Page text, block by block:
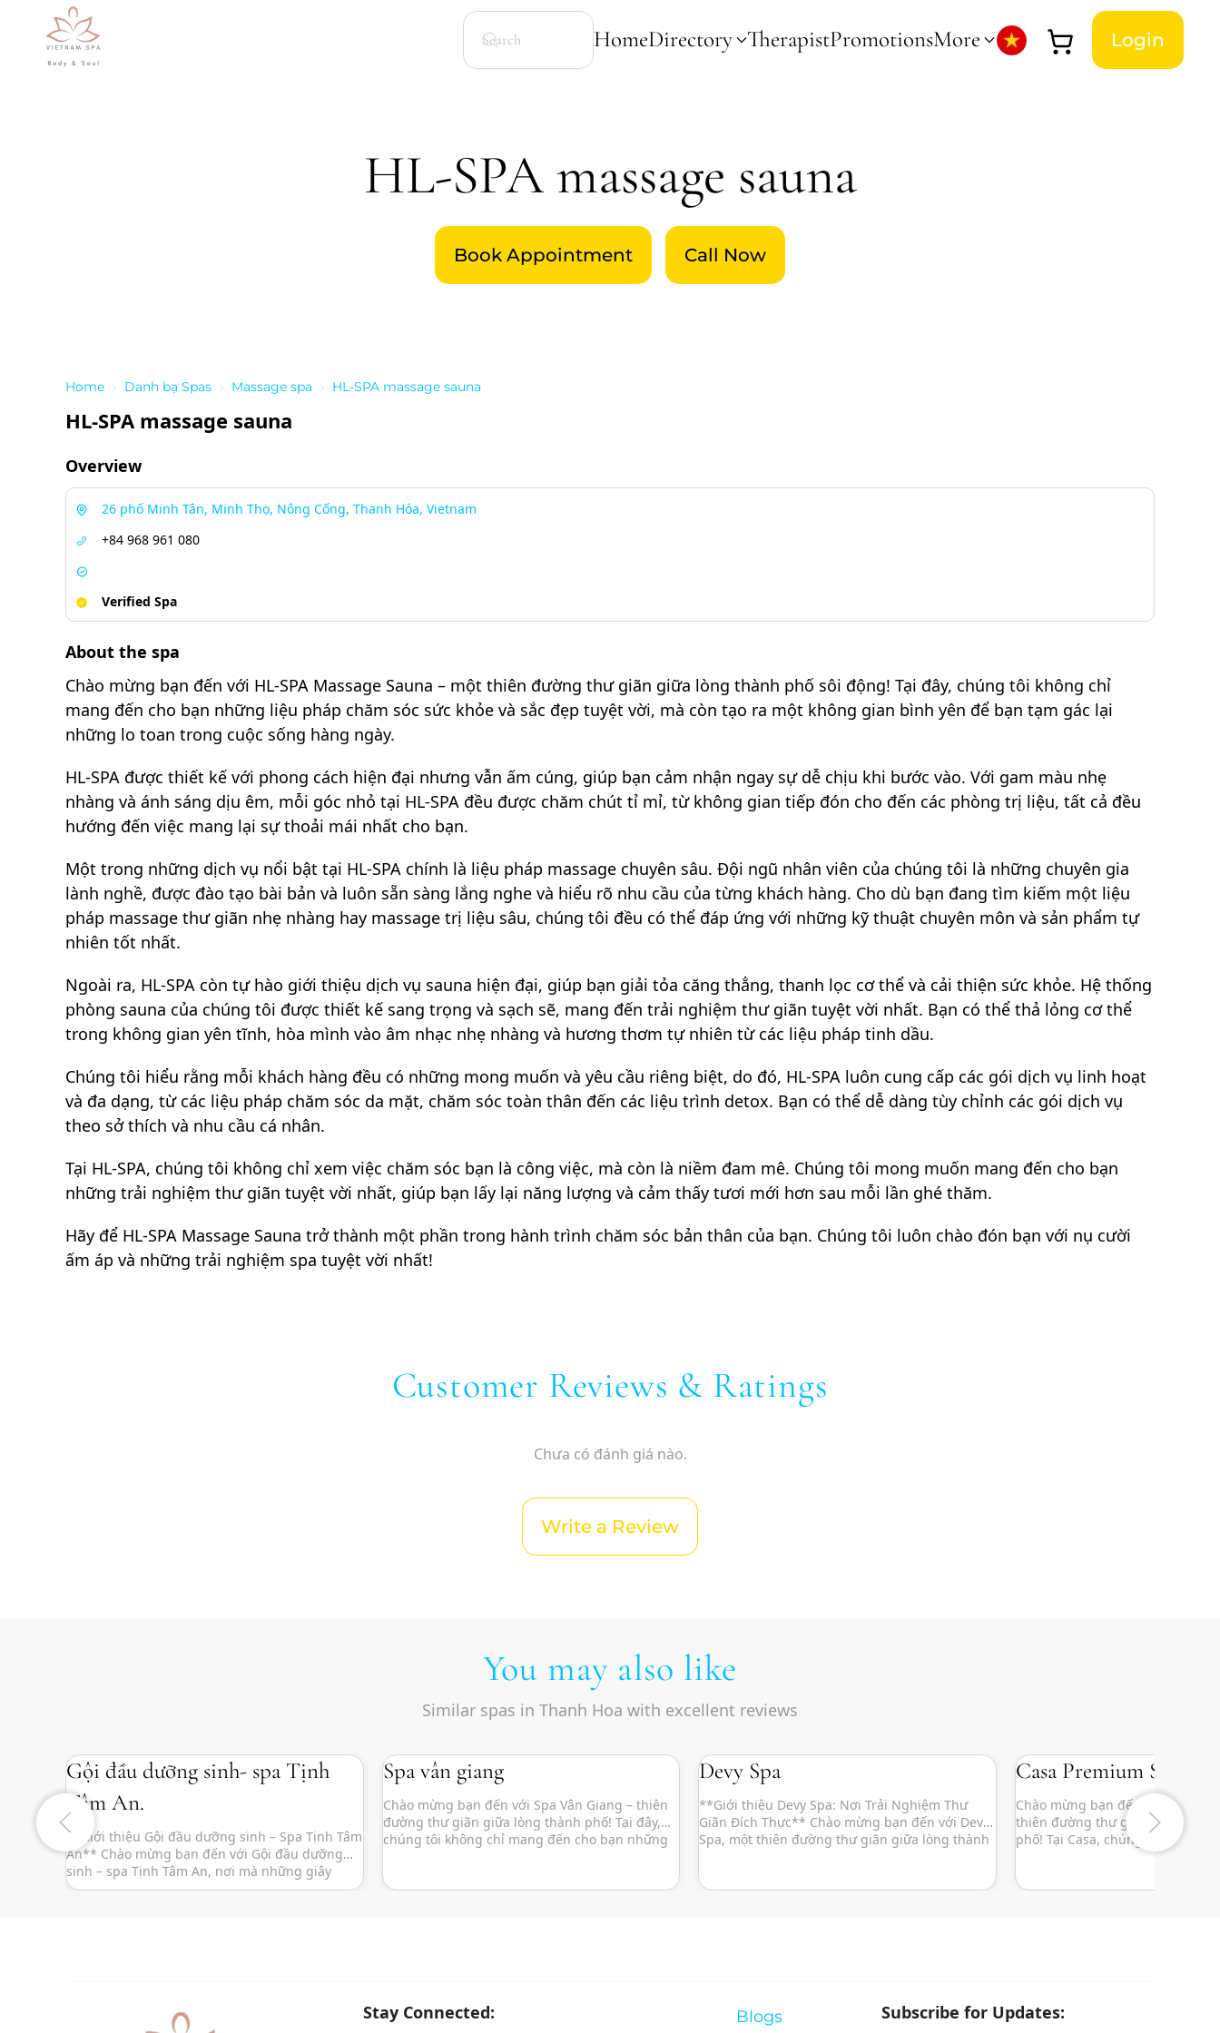
Skip to main content HomeDirectory TherapistPromotionsMore Login
HL-SPA massage sauna
Book Appointment Call Now
Home Danh bạ Spas Massage spa HL-SPA massage sauna
HL-SPA massage sauna
Overview
26 phố Minh Tân, Minh Thọ, Nông Cống, Thanh Hóa, Vietnam
+84 968 961 080
Verified Spa
About the spa
Chào mừng bạn đến với HL-SPA Massage Sauna – một thiên đường thư giãn giữa lòng thành phố sôi động! Tại đây, chúng tôi không chỉ
mang đến cho bạn những liệu pháp chăm sóc sức khỏe và sắc đẹp tuyệt vời, mà còn tạo ra một không gian bình yên để bạn tạm gác lại
những lo toan trong cuộc sống hàng ngày.
HL-SPA được thiết kế với phong cách hiện đại nhưng vẫn ấm cúng, giúp bạn cảm nhận ngay sự dễ chịu khi bước vào. Với gam màu nhẹ
nhàng và ánh sáng dịu êm, mỗi góc nhỏ tại HL-SPA đều được chăm chút tỉ mỉ, từ không gian tiếp đón cho đến các phòng trị liệu, tất cả đều
hướng đến việc mang lại sự thoải mái nhất cho bạn.
Một trong những dịch vụ nổi bật tại HL-SPA chính là liệu pháp massage chuyên sâu. Đội ngũ nhân viên của chúng tôi là những chuyên gia
lành nghề, được đào tạo bài bản và luôn sẵn sàng lắng nghe và hiểu rõ nhu cầu của từng khách hàng. Cho dù bạn đang tìm kiếm một liệu
pháp massage thư giãn nhẹ nhàng hay massage trị liệu sâu, chúng tôi đều có thể đáp ứng với những kỹ thuật chuyên môn và sản phẩm tự
nhiên tốt nhất.
Ngoài ra, HL-SPA còn tự hào giới thiệu dịch vụ sauna hiện đại, giúp bạn giải tỏa căng thẳng, thanh lọc cơ thể và cải thiện sức khỏe. Hệ thống
phòng sauna của chúng tôi được thiết kế sang trọng và sạch sẽ, mang đến trải nghiệm thư giãn tuyệt vời nhất. Bạn có thể thả lỏng cơ thể
trong không gian yên tĩnh, hòa mình vào âm nhạc nhẹ nhàng và hương thơm tự nhiên từ các liệu pháp tinh dầu.
Chúng tôi hiểu rằng mỗi khách hàng đều có những mong muốn và yêu cầu riêng biệt, do đó, HL-SPA luôn cung cấp các gói dịch vụ linh hoạt
và đa dạng, từ các liệu pháp chăm sóc da mặt, chăm sóc toàn thân đến các liệu trình detox. Bạn có thể dễ dàng tùy chỉnh các gói dịch vụ
theo sở thích và nhu cầu cá nhân.
Tại HL-SPA, chúng tôi không chỉ xem việc chăm sóc bạn là công việc, mà còn là niềm đam mê. Chúng tôi mong muốn mang đến cho bạn
những trải nghiệm thư giãn tuyệt vời nhất, giúp bạn lấy lại năng lượng và cảm thấy tươi mới hơn sau mỗi lần ghé thăm.
Hãy để HL-SPA Massage Sauna trở thành một phần trong hành trình chăm sóc bản thân của bạn. Chúng tôi luôn chào đón bạn với nụ cười
ấm áp và những trải nghiệm spa tuyệt vời nhất!
Customer Reviews & Ratings
Chưa có đánh giá nào.
Write a Review
You may also like
Similar spas in Thanh Hoa with excellent reviews
Gội đầu dưỡng sinh- spa Tịnh
Tâm An.
**Giới thiệu Gội đầu dưỡng sinh – Spa Tịnh Tâm
An** Chào mừng bạn đến với Gội đầu dưỡng
sinh – spa Tịnh Tâm An, nơi mà những giây
phút thư giãn và tái tạo năng lượng trở thành
Spa vân giang
Chào mừng bạn đến với Spa Vân Giang – thiên
đường thư giãn giữa lòng thành phố! Tại đây,
chúng tôi không chỉ mang đến cho bạn những
tìm thấy những phút giây thanh […]
Devy Spa
**Giới thiệu Devy Spa: Nơi Trải Nghiệm Thư
Giãn Đích Thực** Chào mừng bạn đến với Devy
Spa, một thiên đường thư giãn giữa lòng thành
lượng cao mà còn tạo ra một không gian bình
Casa Premium Spa
Chào mừng bạn đến với Casa
thiên đường thư giãn ngay giữa
phố! Tại Casa, chúng tôi hiểu
hiện đại đầy bận rộn khiến bạn
khí yên bình, sang trọng và
Stay Connected: Blogs Subscribe for Updates: